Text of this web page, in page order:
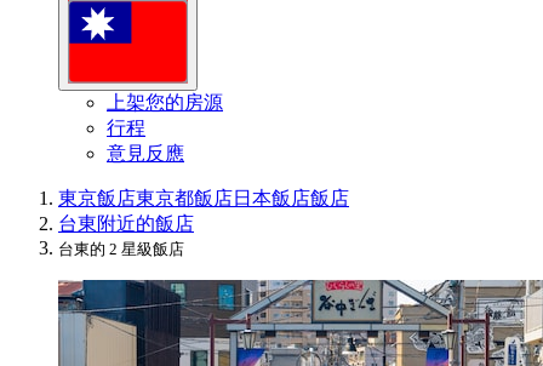
上架您的房源
行程
意見反應
東京飯店東京都飯店日本飯店飯店
台東附近的飯店
台東的 2 星級飯店